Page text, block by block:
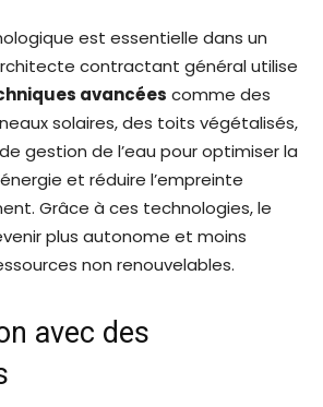
est essentielle dans un
contractant général utilise
avancées comme des
solaires, des toits végétalisés,
gestion de l’eau pour optimiser la
et réduire l’empreinte
Grâce à ces technologies, le
plus autonome et moins
non renouvelables.
avec des